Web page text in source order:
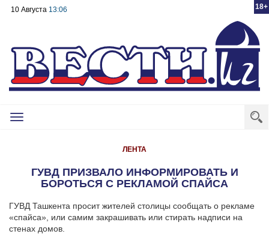
18+
10 Августа 13:06
Toggle
ЛЕНТА
ГУВД ПРИЗВАЛО ИНФОРМИРОВАТЬ И
БОРОТЬСЯ С РЕКЛАМОЙ СПАЙСА
ГУВД Ташкента просит жителей столицы сообщать о рекламе
«спайса», или самим закрашивать или стирать надписи на
стенах домов.